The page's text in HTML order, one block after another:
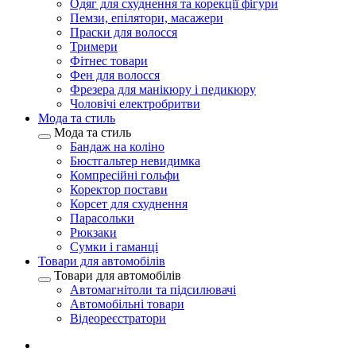
Одяг для схуднення та корекції фігури
Пемзи, епілятори, масажери
Праски для волосся
Тримери
Фітнес товари
Фен для волосся
Фрезера для манікюру і педикюру
Чоловічі електробритви
Мода та стиль
Мода та стиль
Бандаж на коліно
Бюстгальтер невидимка
Компресійні гольфи
Коректор постави
Корсет для схуднення
Парасольки
Рюкзаки
Сумки і гаманці
Товари для автомобілів
Товари для автомобілів
Автомагнітоли та підсилювачі
Автомобільні товари
Відеореєстратори